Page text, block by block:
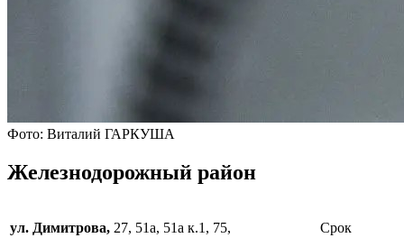
Фото: Виталий ГАРКУША
Железнодорожный район
ул. Димитрова, 27, 51а, 51а к.1, 75,
Срок